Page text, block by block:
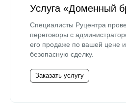
Услуга «Доменный
Специалисты Руцентра
переговоры с
его продаже по вашей цене
безопасную сделку.
Заказать услугу